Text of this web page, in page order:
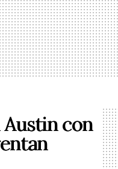
Austin con